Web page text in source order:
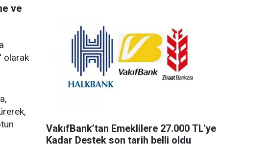
ve
olarak
VakıfBank’tan Emeklilere 27.000 TL'ye
Kadar Destek son tarih belli oldu